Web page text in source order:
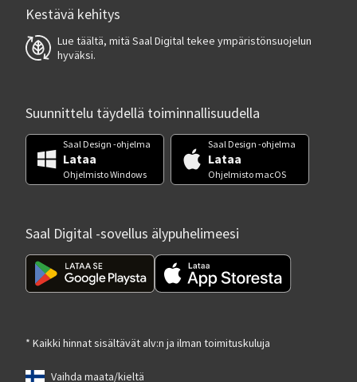
Kestävä kehitys
Lue täältä, mitä Saal Digital tekee ympäristönsuojelun
hyväksi.
Suunnittelu täydellä toiminnallisuudella
Saal Design -ohjelma
Lataa
Ohjelmisto Windows
Saal Design -ohjelma
Lataa
Ohjelmisto macOS
Saal Digital -sovellus älypuhelimeesi
* Kaikki hinnat sisältävät alv:n ja ilman toimituskuluja
Vaihda maata/kieltä